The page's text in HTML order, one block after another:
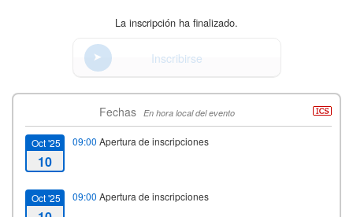
La inscripción ha finalizado.
Inscribirse
Fechas En hora local del evento
Oct '25
10
09:00 Apertura de inscripciones
Oct '25 09:00 Apertura de inscripciones